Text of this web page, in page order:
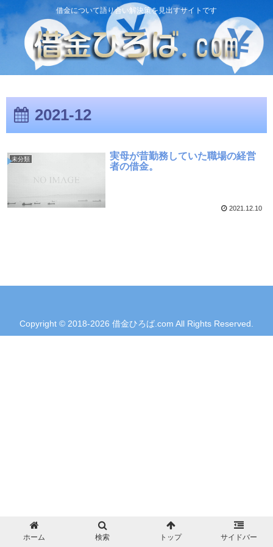
借金について語り合い解決策を見出すサイトです
2021-12
未分類
実母が昔勤務していた職場の経営
者の借金。
2021.12.10
Copyright © 2018-2026 借金ひろば.com All Rights Reserved.
ホーム 検索 トップ サイドバー